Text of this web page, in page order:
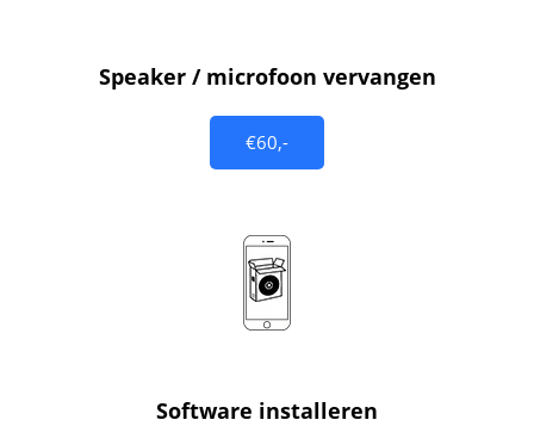
Speaker / microfoon vervangen
€60,-
Software installeren